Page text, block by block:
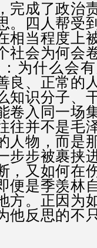
完成了政治
。四人帮受
相当程度上
社会为何会
为什么会
良、正常的
知识分子、
卷入同一场
往并不是毛
人物，而是
步步被裹挟
，又如何在
便是季羡林
方。正因为
他反思的不